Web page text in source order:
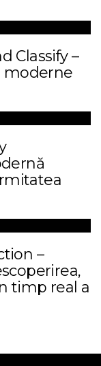
Classify –
moderne
–
timp real a